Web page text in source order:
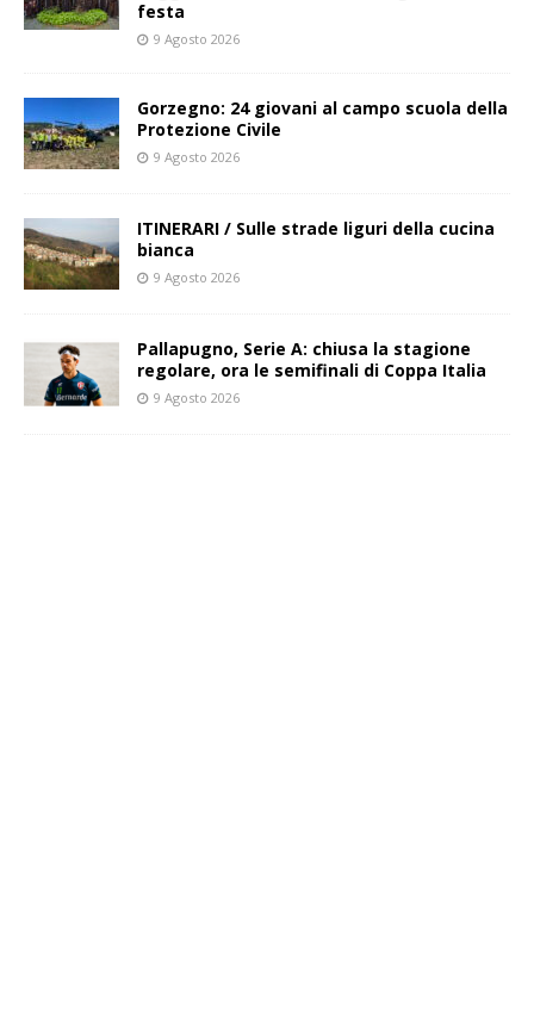
festa
9 Agosto 2026
Gorzegno: 24 giovani al campo scuola della
Protezione Civile
9 Agosto 2026
ITINERARI / Sulle strade liguri della cucina
bianca
9 Agosto 2026
Pallapugno, Serie A: chiusa la stagione
regolare, ora le semifinali di Coppa Italia
9 Agosto 2026